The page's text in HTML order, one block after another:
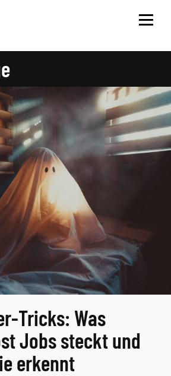
Tricks: Was
Jobs steckt und
erkennt